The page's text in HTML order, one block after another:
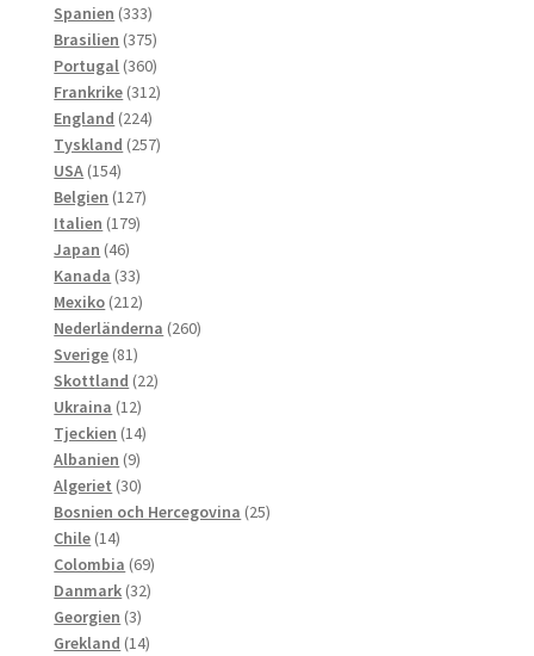
Spanien 333333
produkter
Brasilien 375375
produkter
Portugal 360360
produkter
Frankrike 312312
England 224224
produkter
Tyskland 257257
USA 154154
produkter
Belgien 127127
Italien 179179
Japan 4646
produkter
Kanada 3333
produkter
Mexiko 212212
produkter
Nederländerna 260260
Sverige 8181
produkter
Skottland 2222
Ukraina 1212
produkter
Tjeckien 1414
Albanien 99
produkter
Algeriet 3030
produkter
Bosnien och Hercegovina 2525
Chile 1414
produkter
Colombia 6969
produkter
Danmark 3232
Georgien 33
produkter
Grekland 1414